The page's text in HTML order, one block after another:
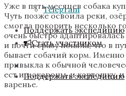
Поддержать экспедицию
Telegram
Стать участником
Поддержать экспедицию
Уже в пять месяцев собака
Чуть позже освоила реки,
смогла покорить несколько
очень быстро
и почти сразу поняла, что в
бывает собачий корм. Именно
привыкла к обычной
ест и макароны, и картошку,
варенье.